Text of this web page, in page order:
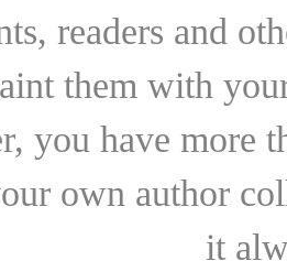
readers and
them with
you have more
own author
it